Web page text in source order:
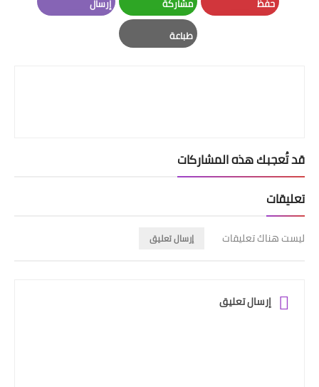
حفظ مشاركة
Whatsapp
إرسال
طباعة
قد تُعجبك هذه المشاركات
تعليقات
ليست هناك تعليقات إرسال تعليق
إرسال تعليق